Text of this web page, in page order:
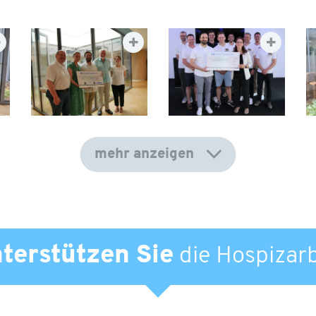
mehr anzeigen
Sie die